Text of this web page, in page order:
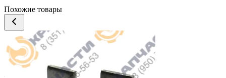
Похожие товары